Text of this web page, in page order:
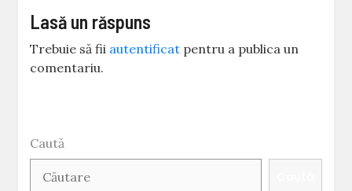
Lasă un răspuns
Trebuie să fii autentificat pentru a publica un
comentariu.
Caută